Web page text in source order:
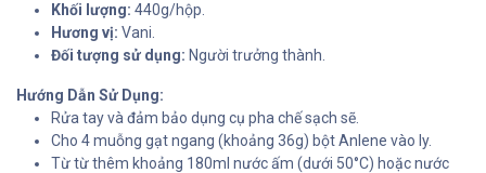
Khối lượng: 440g/hộp.
Hương vị: Vani.
Đối tượng sử dụng: Người trưởng thành.
Hướng Dẫn Sử Dụng:
Rửa tay và đảm bảo dụng cụ pha chế sạch sẽ.
Cho 4 muỗng gạt ngang (khoảng 36g) bột Anlene vào ly.
Từ từ thêm khoảng 180ml nước ấm (dưới 50°C) hoặc nước